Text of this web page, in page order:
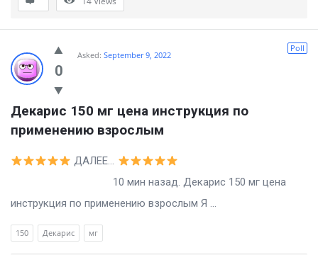
0
Poll
Asked: September 9, 2022
Декарис 150 мг цена инструкция по
применению взрослым
ДАЛЕЕ…
10 мин назад. Декарис 150 мг цена
инструкция по применению взрослым Я ...
150 Декарис мг